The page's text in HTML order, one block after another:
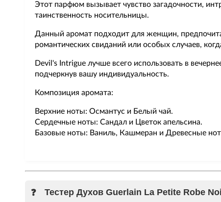
Этот парфюм вызывает чувство загадочности,
таинственность носительницы.
Данный аромат подходит для женщин,
романтических свиданий или особых случаев,
Devil's Intrigue лучше всего использовать в
подчеркнув вашу индивидуальность.
Композиция аромата:
Верхние ноты: Османтус и Белый чай.
Сердечные ноты: Сандал и Цветок апельсина.
Базовые ноты: Ваниль, Кашмеран и Древесные
Тестер Духов Guerlain La Petite Robe